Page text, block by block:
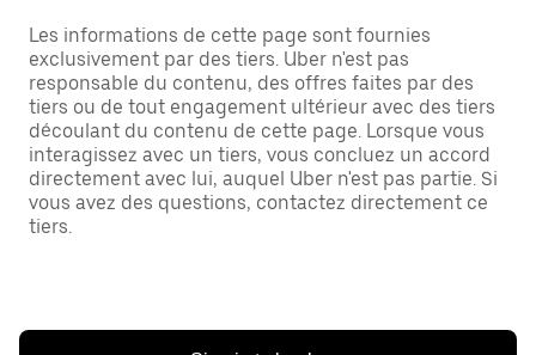
Les informations de cette page sont fournies
exclusivement par des tiers. Uber n'est pas
responsable du contenu, des offres faites par des
tiers ou de tout engagement ultérieur avec des tiers
découlant du contenu de cette page. Lorsque vous
interagissez avec un tiers, vous concluez un accord
directement avec lui, auquel Uber n'est pas partie. Si
vous avez des questions, contactez directement ce
tiers.